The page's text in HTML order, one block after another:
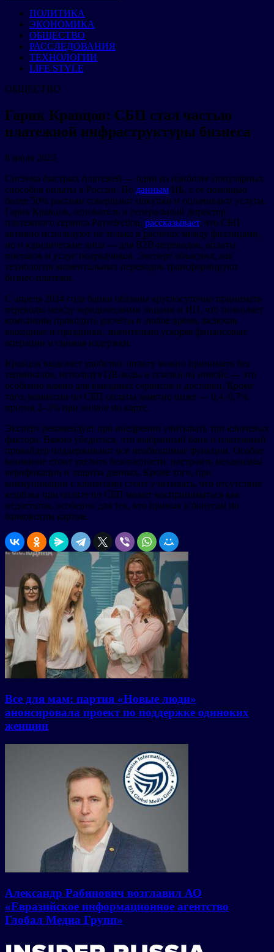
ПОЛИТИКА
ЭКОНОМИКА
ОБЩЕСТВО
РАССЛЕДОВАНИЯ
ТЕХНОЛОГИИ
LIFE STYLE
ОБЩЕСТВО
Гарик Кравцов: СБП стал частью
платежной инфраструктуры бизнеса
8 июля 2025
Система быстрых платежей — один из наиболее популярных
способов оплаты в России. По данным ЦБ, с ее помощью
более 50% россиян совершают покупки и оплачивают услуги.
Гарик Кравцов, основатель и генеральный директор
платежного сервиса Payselection, рассказывает, что СБП
активно используют не только в расчетах между физлицами,
но и юридические лица — для B2B-переводов, оплаты
поставок и услуг подрядчиков. Эксперт объяснил, как
технологии моментальных переводов трансформируют
бизнес-платежи.
С апреля 2024 года банки обязаны круглосуточно принимать
переводы между юридическими лицами и ИП, что позволяет
компаниям проводить расчёты в любое время, включая
выходные и праздники, значительно ускоряя финансовые
операции и снижая издержки.
Кравцов выделяет удобство: оплату можно принимать без
терминалов, используя QR-коды и ссылки на инвойс — это
особенно важно для выездных сервисов и доставки. Кроме
того, комиссии по СБП оплаты заметно ниже — 0,4–0,7%
против 2–3% при оплате по карте.
Эксперт рекомендует при внедрении учитывать три ключевых
фактора. Важно убедиться, что выбранный банк и платежный
провайдер поддерживают все необходимые функции. Особое
внимание стоит уделить безопасности: настроить механизмы
верификации и защиты данных. Кроме того, при
коммуникации с клиентами стоит учитывать, что отсутствие
кешбэка при оплате по СБП может восприниматься как
недостаток, особенно для тех, кто привык к бонусам по
банковским картам.
Все для мам: партия «Новые люди»
анонсировала проект по поддержке одиноких
женщин
Александр Рабинович возглавил АО
«Евразийское информационное агентство
Глобал Медиа Групп»